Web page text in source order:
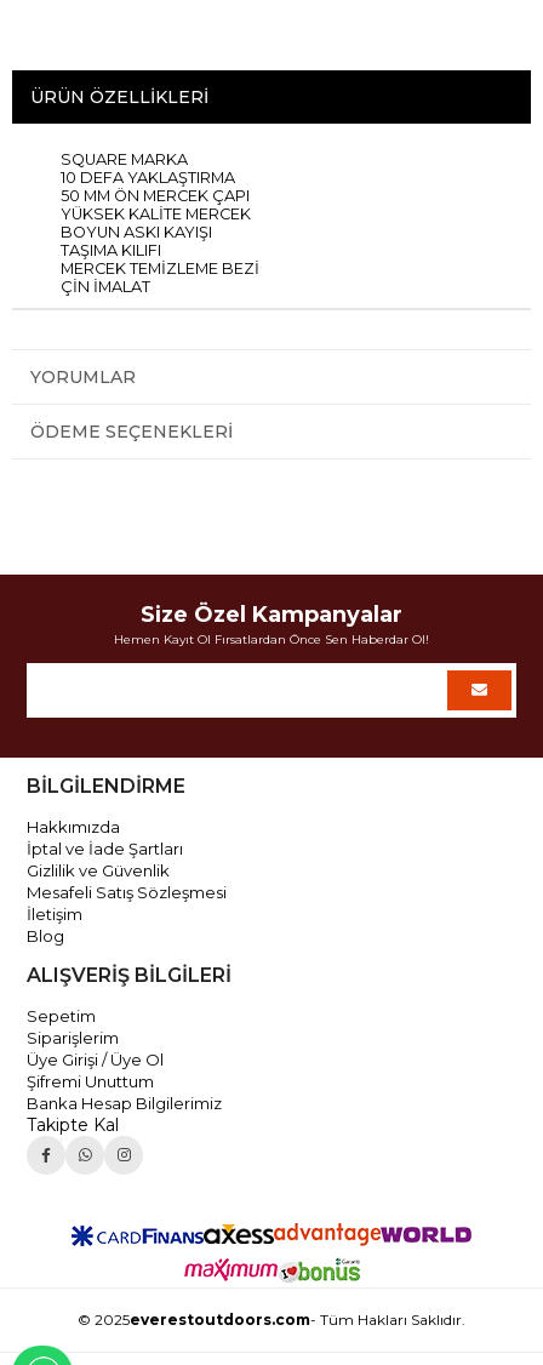
ÜRÜN ÖZELLIKLERI
SQUARE MARKA
10 DEFA YAKLAŞTIRMA
50 MM ÖN MERCEK ÇAPI
YÜKSEK KALİTE MERCEK
BOYUN ASKI KAYIŞI
TAŞIMA KILIFI
MERCEK TEMİZLEME BEZİ
ÇİN İMALAT
YORUMLAR
ÖDEME SEÇENEKLERI
Size Özel Kampanyalar
Hemen Kayıt Ol Fırsatlardan Önce Sen Haberdar Ol!
BİLGİLENDİRME
Hakkımızda
İptal ve İade Şartları
Gizlilik ve Güvenlik
Mesafeli Satış Sözleşmesi
İletişim
Blog
ALIŞVERİŞ BİLGİLERİ
Sepetim
Siparişlerim
Üye Girişi / Üye Ol
Şifremi Unuttum
Banka Hesap Bilgilerimiz
Takipte Kal
© 2025everestoutdoors.com- Tüm Hakları Saklıdır.